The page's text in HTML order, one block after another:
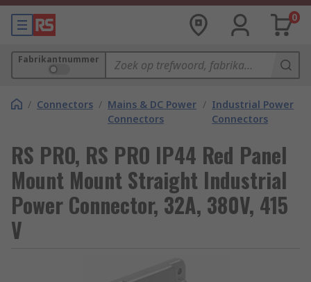
0
Fabrikantnummer
/ Connectors / Mains & DC Power
Connectors
/ Industrial Power
Connectors
RS PRO, RS PRO IP44 Red Panel
Mount Mount Straight Industrial
Power Connector, 32A, 380V, 415
V